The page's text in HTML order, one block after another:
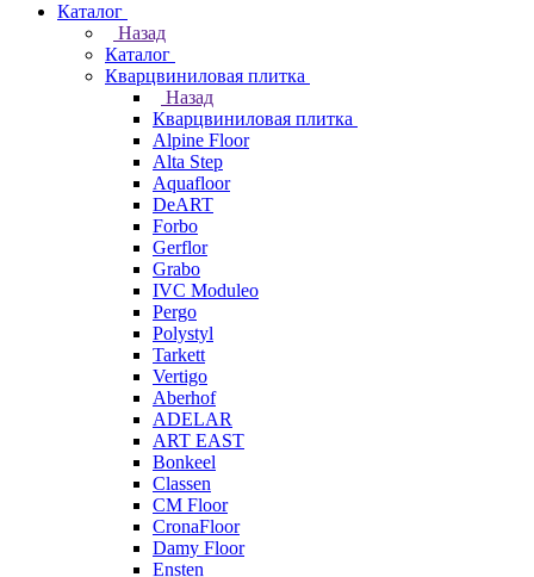
Каталог
Назад
Каталог
Кварцвиниловая плитка
Назад
Кварцвиниловая плитка
Alpine Floor
Alta Step
Aquafloor
DeART
Forbo
Gerflor
Grabo
IVC Moduleo
Pergo
Polystyl
Tarkett
Vertigo
Aberhof
ADELAR
ART EAST
Bonkeel
Classen
CM Floor
CronaFloor
Damy Floor
Ensten